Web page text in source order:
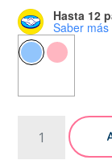
Hasta 12
Saber más
Decoración